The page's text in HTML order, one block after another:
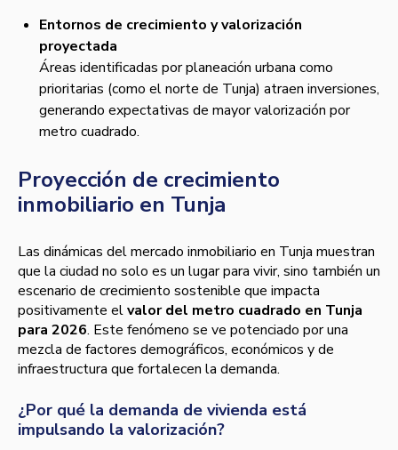
Entornos de crecimiento y valorización
proyectada
Áreas identificadas por planeación urbana como
prioritarias (como el norte de Tunja) atraen inversiones,
generando expectativas de mayor valorización por
metro cuadrado.
Proyección de crecimiento
inmobiliario en Tunja
Las dinámicas del mercado inmobiliario en Tunja muestran
que la ciudad no solo es un lugar para vivir, sino también un
escenario de crecimiento sostenible que impacta
positivamente elvalor del metro cuadrado en Tunja
para 2026. Este fenómeno se ve potenciado por una
mezcla de factores demográficos, económicos y de
infraestructura que fortalecen la demanda.
¿Por qué la demanda de vivienda está
impulsando la valorización?